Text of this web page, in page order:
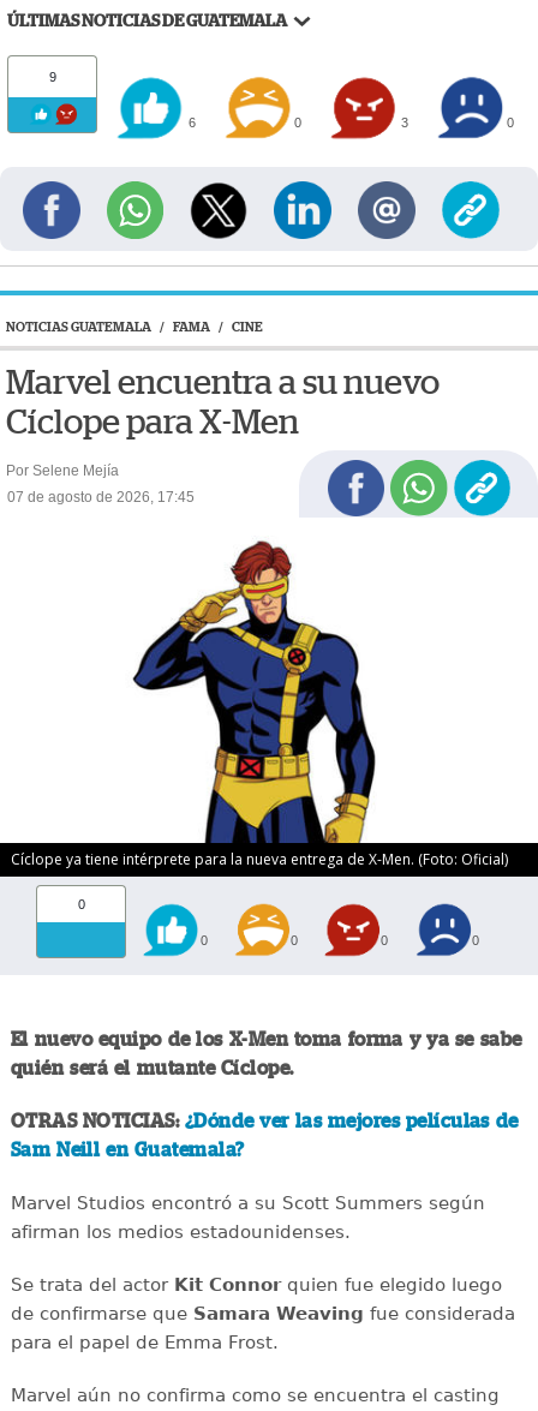
ÚLTIMAS NOTICIAS DE GUATEMALA
9
6 0 3 0
NOTICIAS GUATEMALA / FAMA / CINE
Marvel encuentra a su nuevo
Cíclope para X-Men
Por Selene Mejía
07 de agosto de 2026, 17:45
Cíclope ya tiene intérprete para la nueva entrega de X-Men. (Foto: Oficial)
0
0 0 0 0
El nuevo equipo de los X-Men toma forma y ya se sabe
quién será el mutante Cíclope.
OTRAS NOTICIAS:¿Dónde ver las mejores películas de
Sam Neill en Guatemala?
Marvel Studios encontró a su Scott Summers según
afirman los medios estadounidenses.
Se trata del actor Kit Connorquien fue elegido luego
de confirmarse que Samara Weaving fue considerada
para el papel de Emma Frost.
Marvel aún no confirma como se encuentra el casting